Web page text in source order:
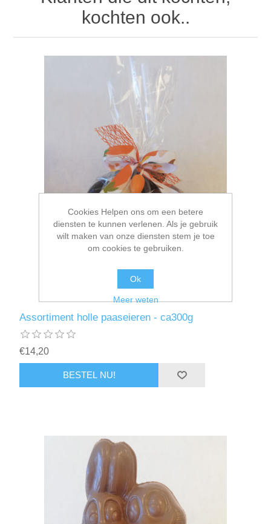
kochten ook..
Assortiment holle paaseieren - ca300g
€14,20
Cookies Helpen ons om een betere
diensten te kunnen verlenen. Als je gebruik
wilt maken van onze diensten stem je toe
om cookies te gebruiken.
Ok
Meer weten